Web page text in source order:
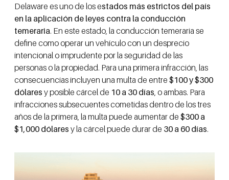
Delaware es uno de los estados más estrictos del país
en la aplicación de leyes contra la conducción
temeraria. En este estado, la conducción temeraria se
define como operar un vehículo con un desprecio
intencional o imprudente por la seguridad de las
personas o la propiedad. Para una primera infracción, las
consecuencias incluyen una multa de entre $100 y $300
dólares y posible cárcel de 10 a 30 días , o ambas. Para
infracciones subsecuentes cometidas dentro de los tres
años de la primera, la multa puede aumentar de $300 a
$1,000 dólares y la cárcel puede durar de 30 a 60 días.